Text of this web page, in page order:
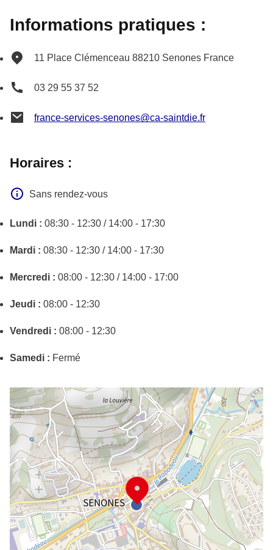
Informations pratiques :
11 Place Clémenceau 88210 Senones France
03 29 55 37 52
france-services-senones@ca-saintdie.fr
Horaires :
Sans rendez-vous
Lundi : 08:30 - 12:30 / 14:00 - 17:30
Mardi : 08:30 - 12:30 / 14:00 - 17:30
Mercredi : 08:00 - 12:30 / 14:00 - 17:00
Jeudi : 08:00 - 12:30
Vendredi : 08:00 - 12:30
Samedi : Fermé